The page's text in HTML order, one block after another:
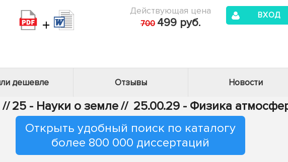
+
Действующая цена
700 499 руб.
ВХОД
дешевле Отзывы Новости
// 25 - Науки о земле// 25.00.29 - Физика
Открыть удобный поиск по каталогу
более 800 000 диссертаций